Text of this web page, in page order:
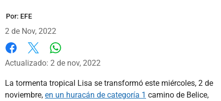
Por: EFE
2 de Nov, 2022
Facebook
X
Actualizado: 2 de nov, 2022
La tormenta tropical Lisa se transformó este miércoles, 2 de
noviembre, en un huracán de categoría 1 camino de Belice,